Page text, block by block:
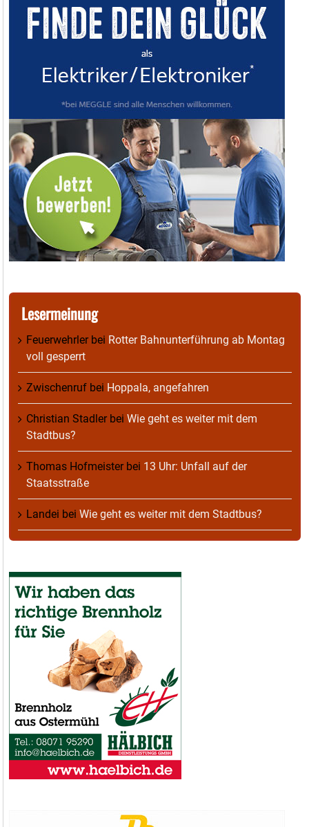
Lesermeinung
Feuerwehrlerbei Rotter Bahnunterführung ab Montag
voll gesperrt
Zwischenruf bei Hoppala, angefahren
Christian Stadlerbei Wie geht es weiter mit dem
Stadtbus?
Thomas Hofmeisterbei 13 Uhr: Unfall auf der
Staatsstraße
Landei bei Wie geht es weiter mit dem Stadtbus?